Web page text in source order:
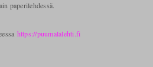
paperilehdessä.
https://puumalalehti.fi